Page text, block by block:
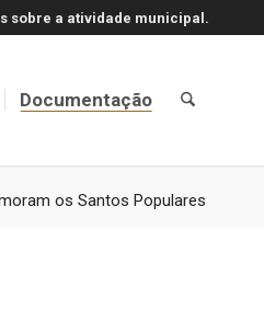
sobre a atividade municipal.
Documentação
os Santos Populares